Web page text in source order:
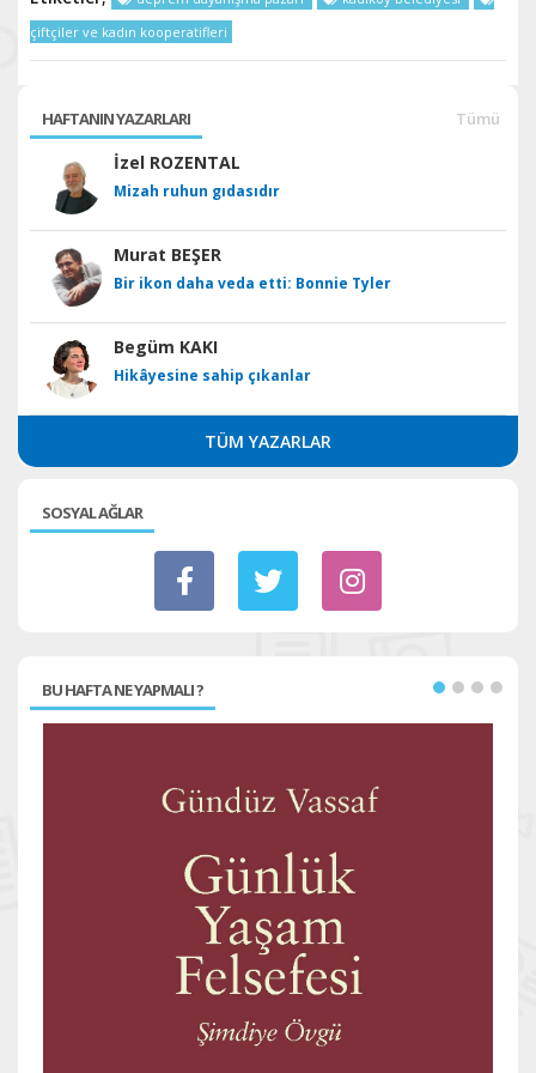
çiftçiler ve kadın kooperatifleri
HAFTANIN YAZARLARI Tümü
İzel ROZENTAL
Mizah ruhun gıdasıdır
Murat BEŞER
Bir ikon daha veda etti: Bonnie Tyler
Begüm KAKI
Hikâyesine sahip çıkanlar
TÜM YAZARLAR
SOSYAL AĞLAR
BU HAFTA NE YAPMALI ?